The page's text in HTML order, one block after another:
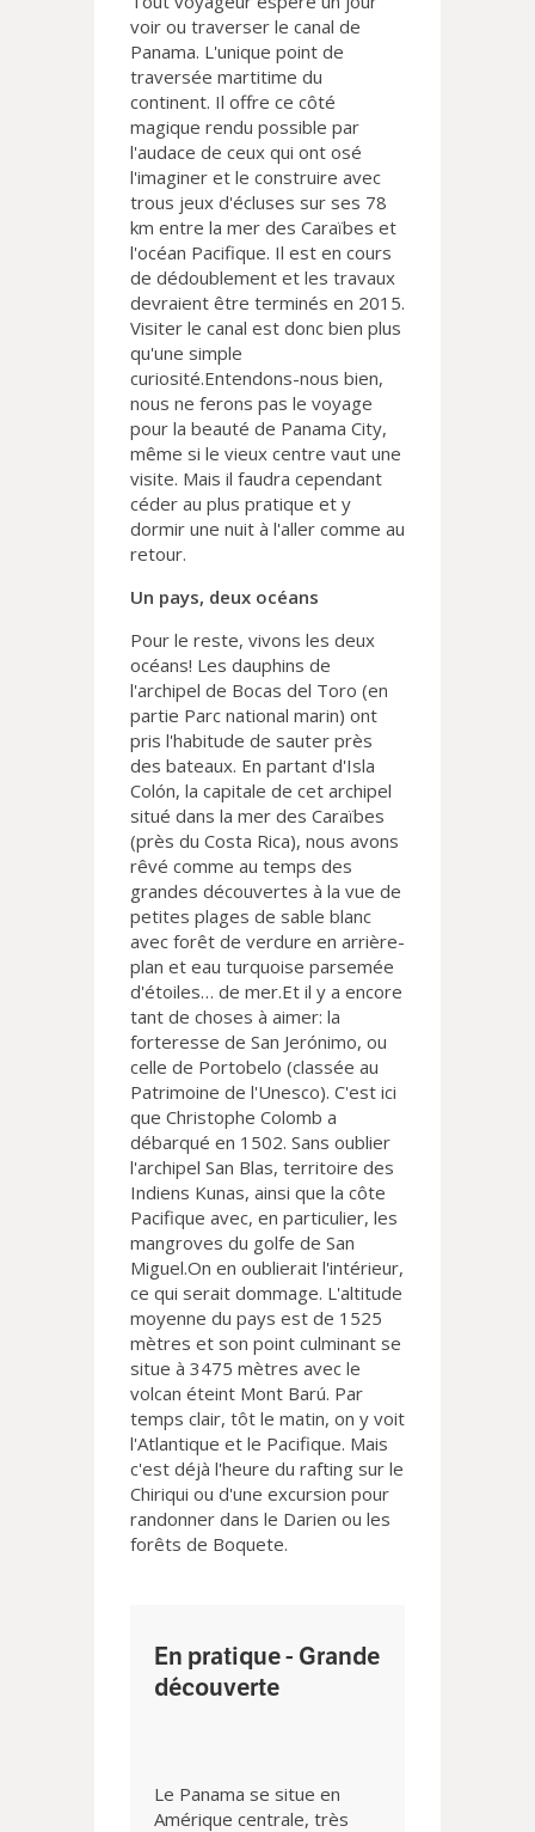
voir ou traverser le canal de
Panama. L'unique point de
traversée martitime du
continent. Il offre ce côté
magique rendu possible par
l'audace de ceux qui ont osé
l'imaginer et le construire avec
trous jeux d'écluses sur ses 78
km entre la mer des Caraïbes et
l'océan Pacifique. Il est en cours
de dédoublement et les travaux
devraient être terminés en 2015.
Visiter le canal est donc bien plus
qu'une simple
curiosité.Entendons-nous bien,
nous ne ferons pas le voyage
pour la beauté de Panama City,
même si le vieux centre vaut une
visite. Mais il faudra cependant
céder au plus pratique et y
dormir une nuit à l'aller comme au
retour.
Un pays, deux océans
Pour le reste, vivons les deux
océans! Les dauphins de
l'archipel de Bocas del Toro (en
partie Parc national marin) ont
pris l'habitude de sauter près
des bateaux. En partant d'Isla
Colón, la capitale de cet archipel
situé dans la mer des Caraïbes
(près du Costa Rica), nous avons
rêvé comme au temps des
grandes découvertes à la vue de
petites plages de sable blanc
avec forêt de verdure en arrière-
plan et eau turquoise parsemée
d'étoiles… de mer.Et il y a encore
tant de choses à aimer: la
forteresse de San Jerónimo, ou
celle de Portobelo (classée au
Patrimoine de l'Unesco). C'est ici
que Christophe Colomb a
débarqué en 1502. Sans oublier
l'archipel San Blas, territoire des
Indiens Kunas, ainsi que la côte
Pacifique avec, en particulier, les
mangroves du golfe de San
Miguel.On en oublierait l'intérieur,
ce qui serait dommage. L'altitude
moyenne du pays est de 1525
mètres et son point culminant se
situe à 3475 mètres avec le
volcan éteint Mont Barú. Par
temps clair, tôt le matin, on y voit
l'Atlantique et le Pacifique. Mais
c'est déjà l'heure du rafting sur le
Chiriqui ou d'une excursion pour
randonner dans le Darien ou les
forêts de Boquete.
En pratique - Grande
découverte
Le Panama se situe en
Amérique centrale, très